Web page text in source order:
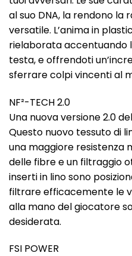
al suo DNA, la rendono
versatile. L’anima in
rielaborata accentuando
testa, e offrendoti
sferrare colpi vincenti al
NF²-TECH 2.0
Una nuova versione 2.0
Questo nuovo tessuto di
una maggiore resistenza
delle fibre e un filtraggio
inserti in lino sono
filtrare efficacemente le
alla mano del giocatore
desiderata.
FSI POWER